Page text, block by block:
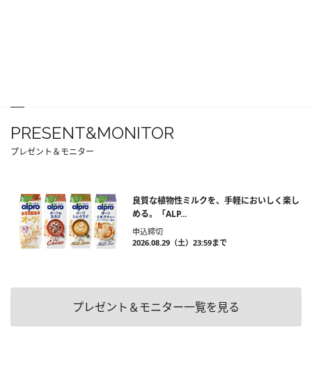
PRESENT&MONITOR
プレゼント＆モニター
良質な植物性ミルクを、手軽においしく楽し
める。「ALP...
申込締切
2026.08.29（土）23:59まで
プレゼント＆モニター一覧を見る